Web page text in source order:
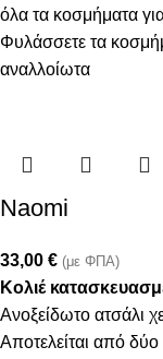
όλα τα κοσμήματα
Φυλάσσετε τα
αναλλοίωτα
Naomi
33,00 € (με ΦΠΑ)
Κολιέ
Ανοξείδωτο ατσάλι
Αποτελείται από